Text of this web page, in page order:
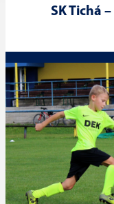
SK Tichá –